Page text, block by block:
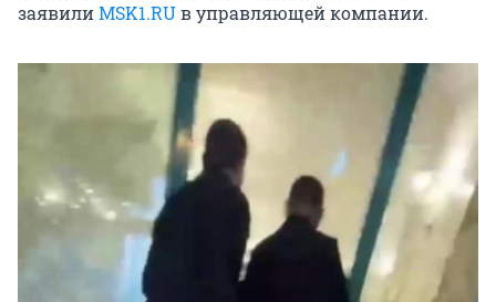
заявилиMSK1.RUв управляющей компании.